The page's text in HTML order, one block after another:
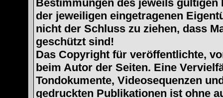
Bestimmungen des jeweils
der jeweiligen eingetragenen
nicht der Schluss zu ziehen, dass
geschützt sind!
Das Copyright für veröffentlichte,
beim Autor der Seiten. Eine
Tondokumente, Videosequenzen
gedruckten Publikationen ist ohne